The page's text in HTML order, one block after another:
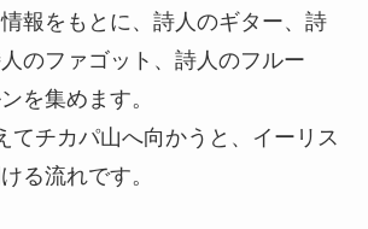
報をもとに、詩人のギター、詩
のファゴット、詩人のフルー
を集めます。
てチカパ山へ向かうと、イーリス
る流れです。